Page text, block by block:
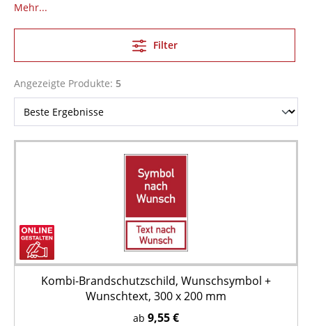
Mehr...
Filter
Angezeigte Produkte: 5
Kombi-Brandschutzschild, Wunschsymbol +
Wunschtext, 300 x 200 mm
ab 9,55 €